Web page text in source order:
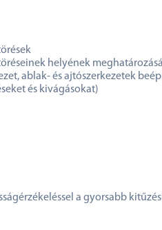
helyének
ablak- és ajtószerkezetek
és kivágásokat)
a gyorsabb